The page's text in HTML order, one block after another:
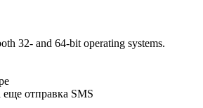
32- and 64-bit operating systems.
отправка SMS